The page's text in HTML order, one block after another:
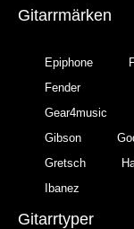
Gitarrmärken
Epiphone
Fender
Gear4music
Gibson
Gretsch
Ibanez
Gitarrtyper